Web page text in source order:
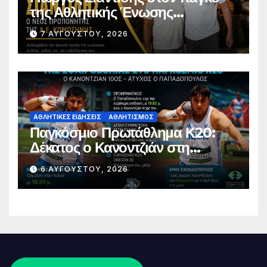
της Αθλητικής Ένωσης
Κομοτηνής
7 ΑΥΓΟΎΣΤΟΥ, 2026
ΑΘΛΗΤΙΚΈΣ ΕΙΔΉΣΕΙΣ ΑΘΛΗΤΙΣΜΌΣ
Παγκόσμιο Πρωτάθλημα Κ20:
Δέκατος ο Κανοντζιάν στη
σφαιροβολία – Άτυχος ο
Παπαδόπουλος στον τελικό
6 ΑΥΓΟΎΣΤΟΥ, 2026